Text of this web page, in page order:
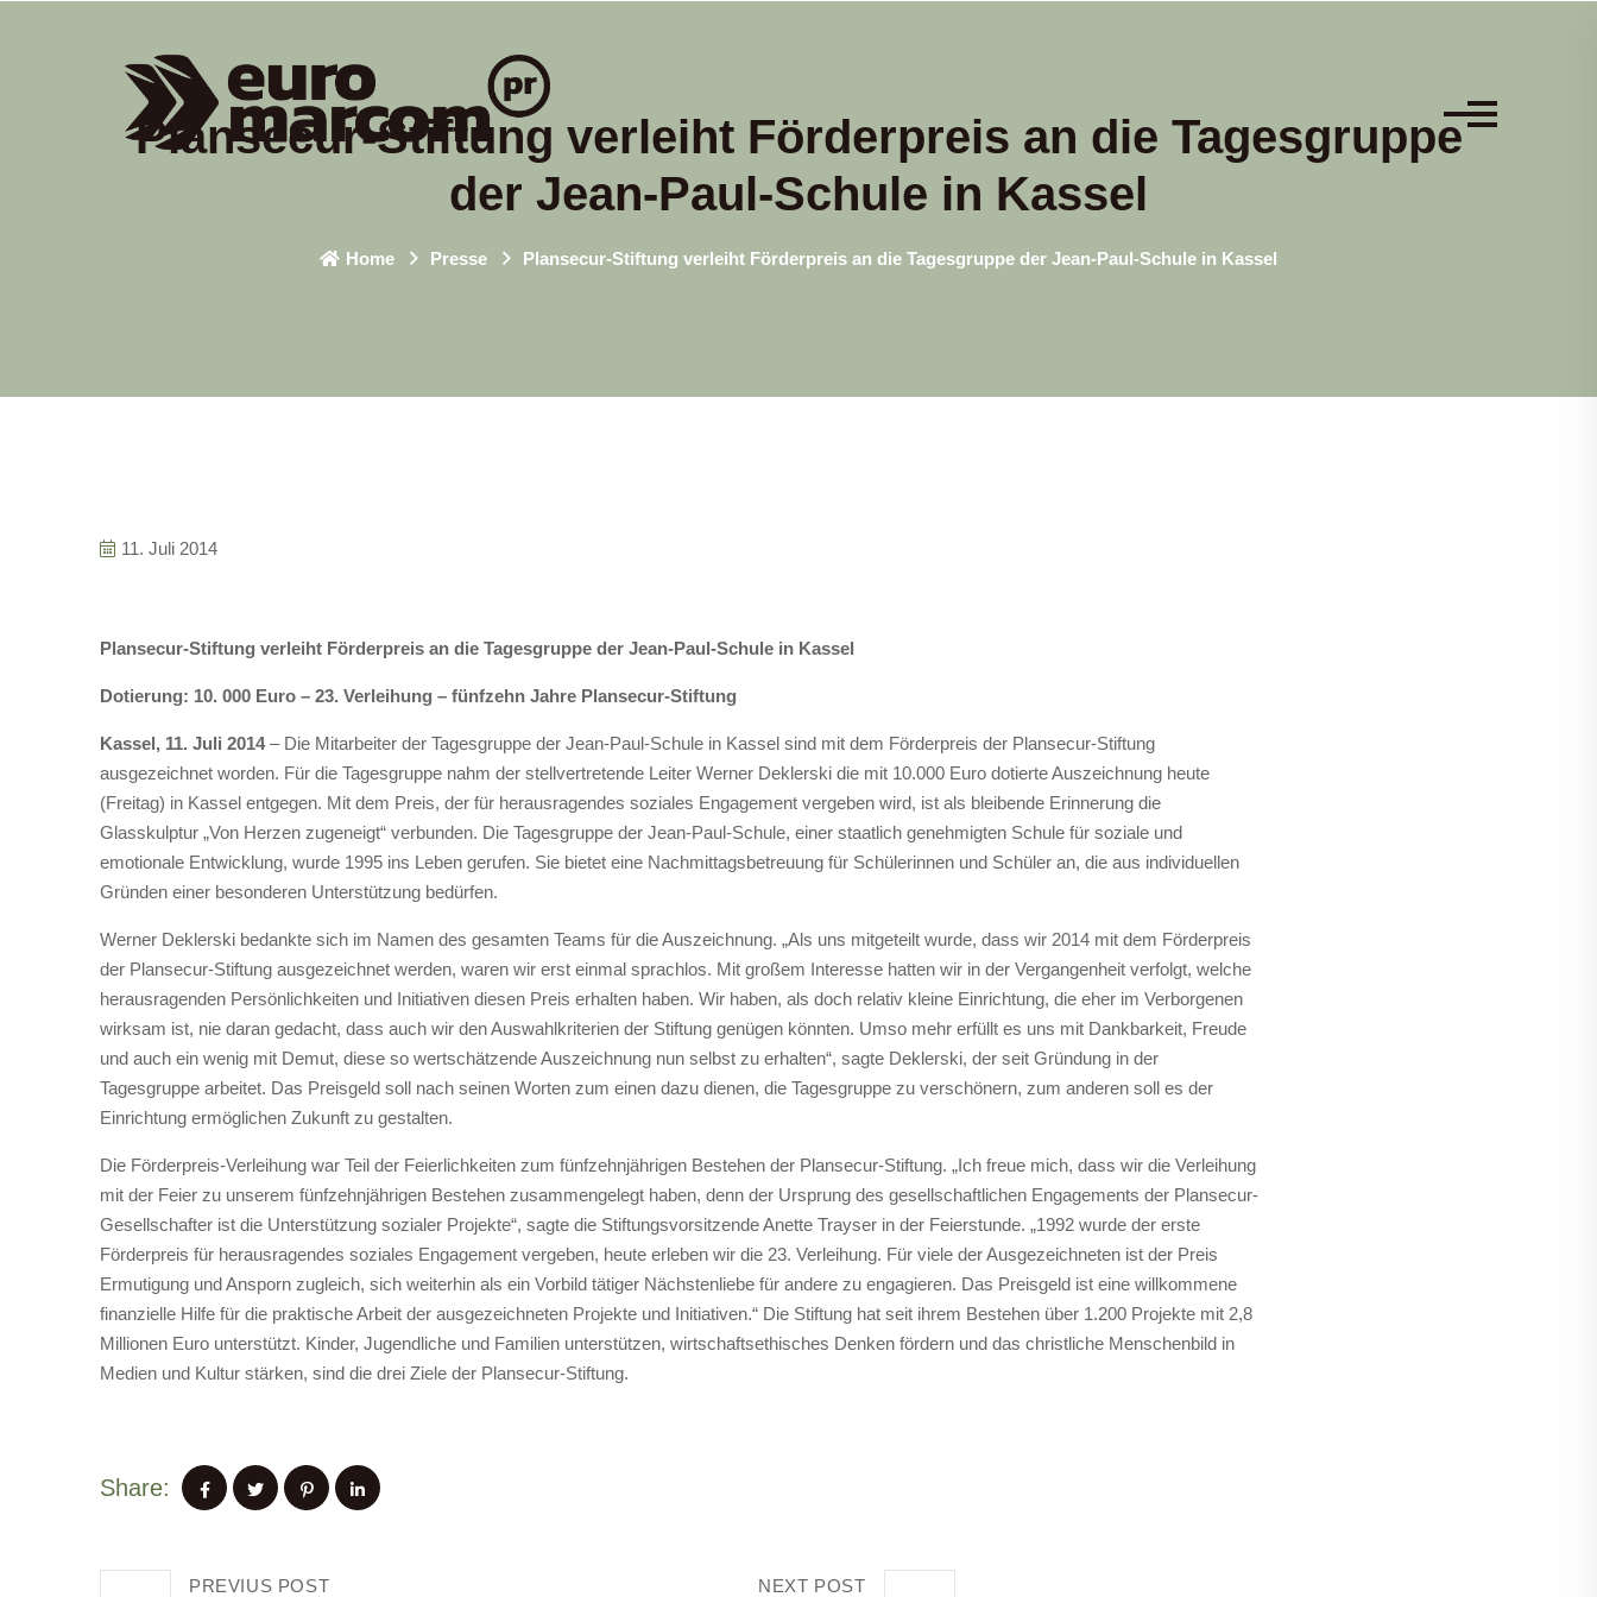
Plansecur-Stiftung verleiht Förderpreis an die Tagesgruppe
der Jean-Paul-Schule in Kassel
Home Presse Plansecur-Stiftung verleiht Förderpreis an die Tagesgruppe der Jean-Paul-Schule in Kassel
11. Juli 2014
Plansecur-Stiftung verleiht Förderpreis an die Tagesgruppe der Jean-Paul-Schule in Kassel
Dotierung: 10. 000 Euro – 23. Verleihung – fünfzehn Jahre Plansecur-Stiftung
Kassel, 11. Juli 2014– Die Mitarbeiter der Tagesgruppe der Jean-Paul-Schule in Kassel sind mit dem Förderpreis der Plansecur-Stiftung
ausgezeichnet worden. Für die Tagesgruppe nahm der stellvertretende Leiter Werner Deklerski die mit 10.000 Euro dotierte Auszeichnung heute
(Freitag) in Kassel entgegen. Mit dem Preis, der für herausragendes soziales Engagement vergeben wird, ist als bleibende Erinnerung die
Glasskulptur „Von Herzen zugeneigt“ verbunden. Die Tagesgruppe der Jean-Paul-Schule, einer staatlich genehmigten Schule für soziale und
emotionale Entwicklung, wurde 1995 ins Leben gerufen. Sie bietet eine Nachmittagsbetreuung für Schülerinnen und Schüler an, die aus individuellen
Gründen einer besonderen Unterstützung bedürfen.
Werner Deklerski bedankte sich im Namen des gesamten Teams für die Auszeichnung. „Als uns mitgeteilt wurde, dass wir 2014 mit dem Förderpreis
der Plansecur-Stiftung ausgezeichnet werden, waren wir erst einmal sprachlos. Mit großem Interesse hatten wir in der Vergangenheit verfolgt, welche
herausragenden Persönlichkeiten und Initiativen diesen Preis erhalten haben. Wir haben, als doch relativ kleine Einrichtung, die eher im Verborgenen
wirksam ist, nie daran gedacht, dass auch wir den Auswahlkriterien der Stiftung genügen könnten. Umso mehr erfüllt es uns mit Dankbarkeit, Freude
und auch ein wenig mit Demut, diese so wertschätzende Auszeichnung nun selbst zu erhalten“, sagte Deklerski, der seit Gründung in der
Tagesgruppe arbeitet. Das Preisgeld soll nach seinen Worten zum einen dazu dienen, die Tagesgruppe zu verschönern, zum anderen soll es der
Einrichtung ermöglichen Zukunft zu gestalten.
Die Förderpreis-Verleihung war Teil der Feierlichkeiten zum fünfzehnjährigen Bestehen der Plansecur-Stiftung. „Ich freue mich, dass wir die Verleihung
mit der Feier zu unserem fünfzehnjährigen Bestehen zusammengelegt haben, denn der Ursprung des gesellschaftlichen Engagements der Plansecur-
Gesellschafter ist die Unterstützung sozialer Projekte“, sagte die Stiftungsvorsitzende Anette Trayser in der Feierstunde. „1992 wurde der erste
Förderpreis für herausragendes soziales Engagement vergeben, heute erleben wir die 23. Verleihung. Für viele der Ausgezeichneten ist der Preis
Ermutigung und Ansporn zugleich, sich weiterhin als ein Vorbild tätiger Nächstenliebe für andere zu engagieren. Das Preisgeld ist eine willkommene
finanzielle Hilfe für die praktische Arbeit der ausgezeichneten Projekte und Initiativen.“ Die Stiftung hat seit ihrem Bestehen über 1.200 Projekte mit 2,8
Millionen Euro unterstützt. Kinder, Jugendliche und Familien unterstützen, wirtschaftsethisches Denken fördern und das christliche Menschenbild in
Medien und Kultur stärken, sind die drei Ziele der Plansecur-Stiftung.
Share:
PREVIUS POST NEXT POST